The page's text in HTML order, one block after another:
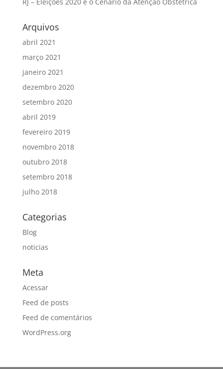
Arquivos
abril 2021
março 2021
janeiro 2021
dezembro 2020
setembro 2020
abril 2019
fevereiro 2019
novembro 2018
outubro 2018
setembro 2018
julho 2018
Categorias
Blog
noticias
Meta
Acessar
Feed de posts
Feed de comentários
WordPress.org